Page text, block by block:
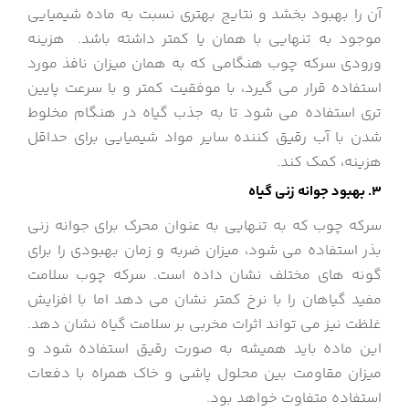
آن را بهبود بخشد و نتایج بهتری نسبت به ماده شیمیایی
موجود به تنهایی با همان یا کمتر داشته باشد. هزینه
ورودی سرکه چوب هنگامی که به همان میزان نافذ مورد
استفاده قرار می گیرد، با موفقیت کمتر و با سرعت پایین
تری استفاده می شود تا به جذب گیاه در هنگام مخلوط
شدن با آب رقیق کننده سایر مواد شیمیایی برای حداقل
هزینه، کمک کند.
3. بهبود جوانه زنی گیاه
سرکه چوب که به تنهایی به عنوان محرک برای جوانه زنی
بذر استفاده می شود، میزان ضربه و زمان بهبودی را برای
گونه های مختلف نشان داده است. سرکه چوب سلامت
مفید گیاهان را با نرخ کمتر نشان می دهد اما با افزایش
غلظت نیز می تواند اثرات مخربی بر سلامت گیاه نشان دهد.
این ماده باید همیشه به صورت رقیق استفاده شود و
میزان مقاومت بین محلول پاشی و خاک همراه با دفعات
استفاده متفاوت خواهد بود.